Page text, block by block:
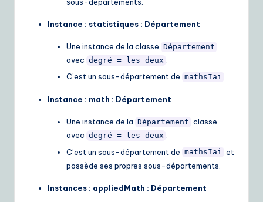
sous-départements.
Instance : statistiques : Département
Une instance de la classe Département
avec degré = les deux .
C’est un sous-département de mathsIai .
Instance : math : Département
Une instance de la Département classe
avec degré = les deux .
C’est un sous-département de mathsIai et
possède ses propres sous-départements.
Instances : appliedMath : Département